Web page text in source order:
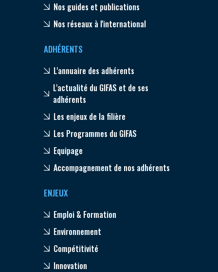
Nos guides et publications
Nos réseaux à l'international
ADHÉRENTS
L'annuaire des adhérents
L'actualité du GIFAS et de ses
adhérents
Les enjeux de la filière
Les Programmes du GIFAS
Equipage
Accompagnement de nos adhérents
ENJEUX
Emploi & Formation
Environnement
Compétitivité
Innovation